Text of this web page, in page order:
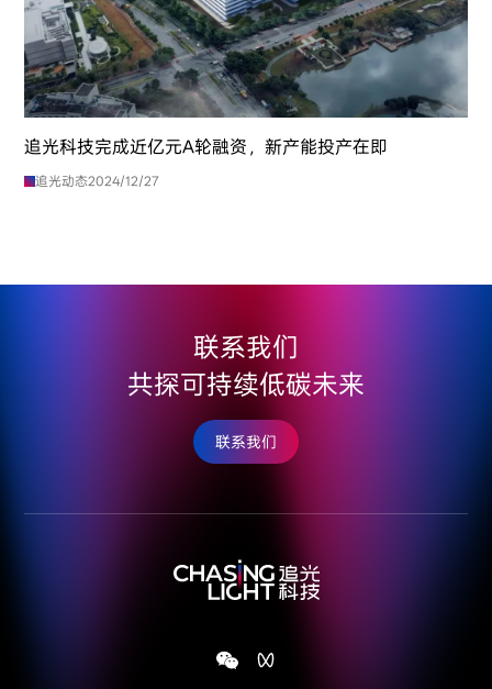
追光科技完成近亿元A轮融资，新产能投产在即
追光动态2024/12/27
联系我们
共探可持续低碳未来
联系我们